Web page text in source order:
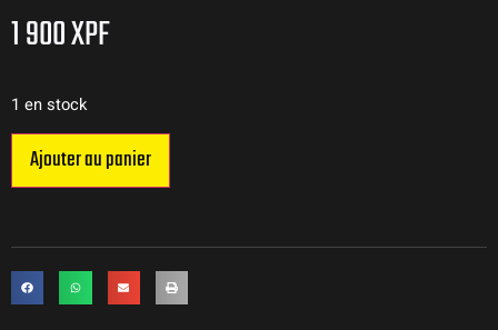
1 900XPF
1 en stock
Ajouter au panier